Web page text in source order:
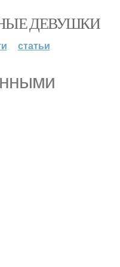
ДЕВУШКИ
статьи